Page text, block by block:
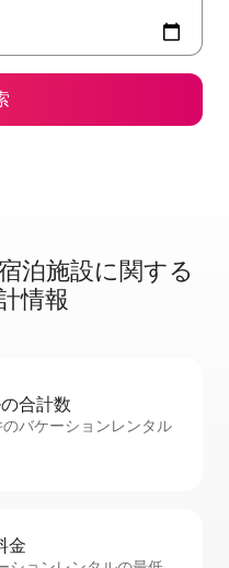
泊⁠施⁠設⁠に関⁠す⁠る
情⁠報
合⁠計⁠数
バケーションレンタル
金